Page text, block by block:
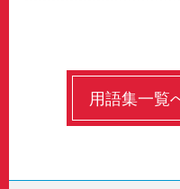
用語集一覧